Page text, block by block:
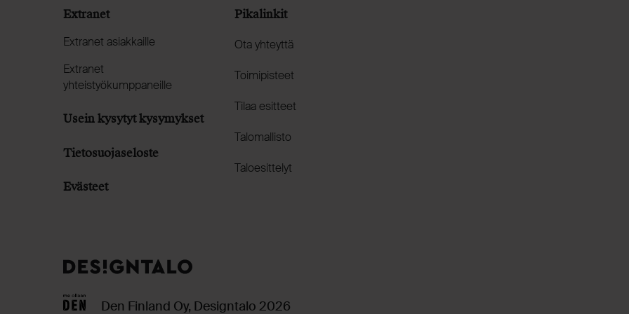
Extranet
Extranet asiakkaille
Extranet
yhteistyökumppaneille
Usein kysytyt kysymykset
Tietosuojaseloste
Evästeet
Pikalinkit
Ota yhteyttä
Toimipisteet
Tilaa esitteet
Talomallisto
Taloesittelyt
Den Finland Oy, Designtalo 2026